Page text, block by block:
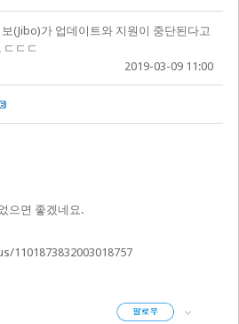
(Jibo)가 업데이트와 지원이 중단된다고
ㄷㄷ
2019-03-09 11:00
으면 좋겠네요.
1101873832003018757